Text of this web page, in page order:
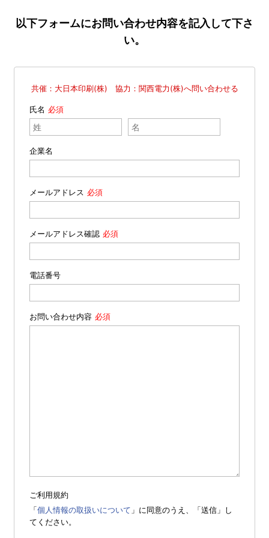
以下フォームにお問い合わせ内容を記入して下さ
い。
共催：大日本印刷(株) 協力：関西電力(株)へ問い合わせる
氏名
企業名
メールアドレス
メールアドレス確認
電話番号
お問い合わせ内容
ご利用規約
「個人情報の取扱いについて 」に同意のうえ、「送信」し
てください。